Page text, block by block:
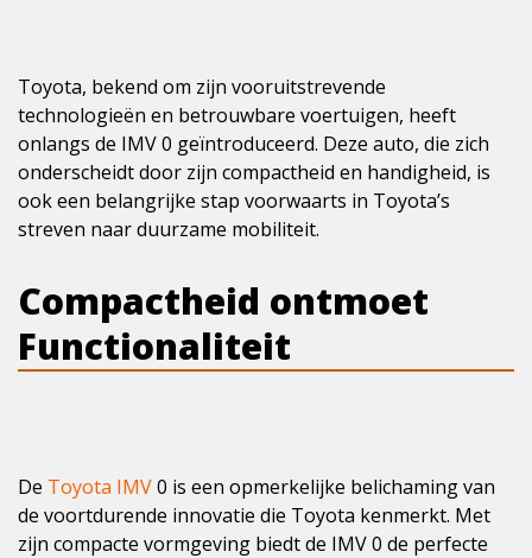
Toyota, bekend om zijn vooruitstrevende
technologieën en betrouwbare voertuigen, heeft
onlangs de IMV 0 geïntroduceerd. Deze auto, die zich
onderscheidt door zijn compactheid en handigheid, is
ook een belangrijke stap voorwaarts in Toyota’s
streven naar duurzame mobiliteit.
Compactheid ontmoet
Functionaliteit
De Toyota IMV0 is een opmerkelijke belichaming van
de voortdurende innovatie die Toyota kenmerkt. Met
zijn compacte vormgeving biedt de IMV 0 de perfecte